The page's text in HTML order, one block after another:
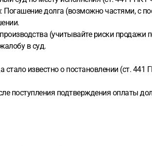
Погашение долга (возможно частями, с
(учитывайте риски продажи
в суд.
известно о постановлении (ст. 441
поступления подтверждения оплаты